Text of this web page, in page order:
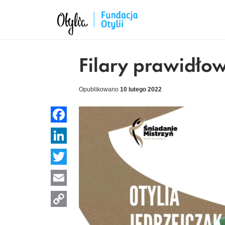
Filary
Opublikowano 10 lutego 2022
Facebook
LinkedIn
Twitter
Email
Copy